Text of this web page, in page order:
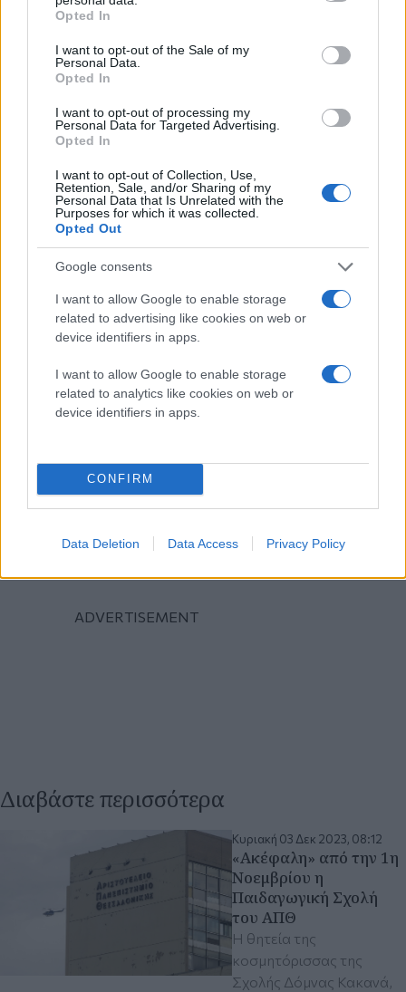
grant or deny consent to Google and its third-party tags to
use your data for below specified purposes in below Google
consent section.
Opted In
I want to opt-out of the Sale of my
Personal Data.
Opted In
I want to opt-out of processing my
Personal Data for Targeted Advertising.
Opted In
I want to opt-out of Collection, Use,
Retention, Sale, and/or Sharing of my
Personal Data that Is Unrelated with the
Purposes for which it was collected.
Opted Out
Google consents
I want to allow Google to enable storage
related to advertising like cookies on web or
device identifiers in apps.
I want to allow Google to enable storage
related to analytics like cookies on web or
device identifiers in apps.
CONFIRM
Data Deletion Data Access Privacy Policy
Διαβάστε περισσότερα
Κυριακή 03 Δεκ 2023, 08:12
«Ακέφαλη» από την 1η
Νοεμβρίου η
Παιδαγωγική Σχολή
του ΑΠΘ
Η θητεία της
κοσμητόρισσας της
Σχολής Δόμνας Κακανά,